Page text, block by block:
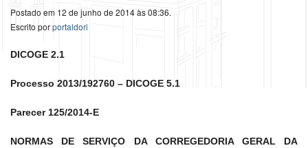
Postado em 12 de junho de 2014 às 08:36.
Escrito porportaldori
DICOGE 2.1
Processo 2013/192760 – DICOGE 5.1
Parecer 125/2014-E
NORMAS DE SERVIÇO DA CORREGEDORIA GERAL DA